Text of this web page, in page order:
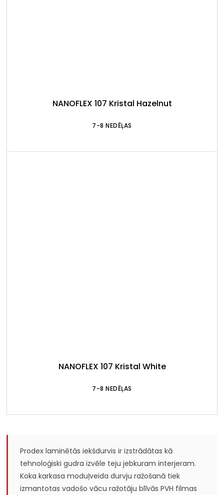
NANOFLEX 107 Kristal Hazelnut
7-8 NEDĒĻAS
NANOFLEX 107 Kristal White
7-8 NEDĒĻAS
Prodex laminētās iekšdurvis ir izstrādātas kā
tehnoloģiski gudra izvēle teju jebkuram interjeram.
Koka karkasa moduļveida durvju ražošanā tiek
izmantotas vadošo vācu ražotāju blīvās PVH filmas